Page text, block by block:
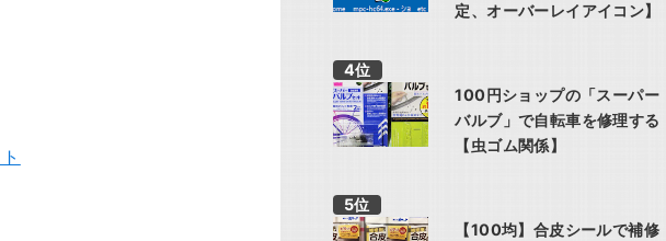
定、オーバーレイアイコン】
100円ショップの「スーパー
バルブ」で自転車を修理する
【虫ゴム関係】
【100均】合皮シールで補修